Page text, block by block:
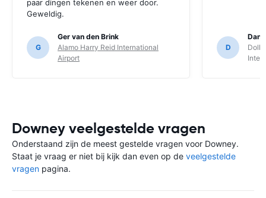
paar dingen tekenen en weer door.
Geweldig.
G
Ger van den Brink
Alamo Harry Reid International
Airport
D
Downey veelgestelde vragen
Onderstaand zijn de meest gestelde vragen voor Downey.
Staat je vraag er niet bij kijk dan even op de veelgestelde
vragen pagina.